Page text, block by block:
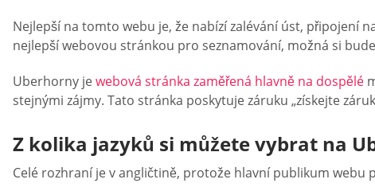
Nejlepší na tomto webu je, že nabízí zalévání úst, připojení
nejlepší webovou stránkou pro seznamování, možná si
Uberhorny jewebová stránka zaměřená hlavně na dospělé
stejnými zájmy. Tato stránka poskytuje záruku „získejte
Z kolika jazyků si můžete vybrat na
Celé rozhraní je v angličtině, protože hlavní publikum webu